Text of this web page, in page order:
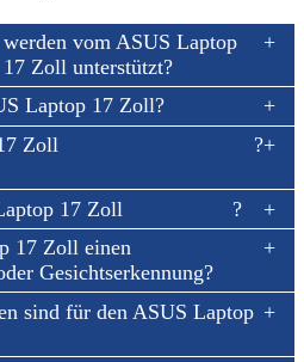
werden vom ASUS Laptop
17 Zoll unterstützt?
Laptop 17 Zoll?
Zoll
?
17 Zoll
?
17 Zoll einen
Gesichtserkennung?
sind für den ASUS Laptop